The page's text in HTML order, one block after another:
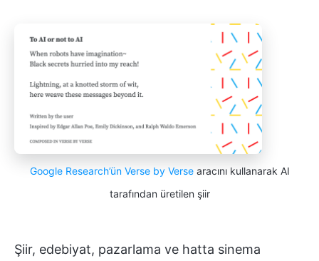
Google Research’ün Verse by Versearacını kullanarak AI
tarafından üretilen şiir
Şiir, edebiyat, pazarlama ve hatta sinema